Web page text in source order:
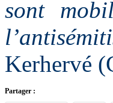
sont
Kerhervé
Partager :